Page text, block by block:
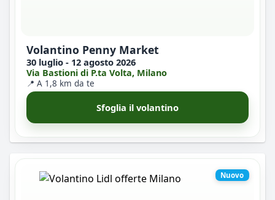
Volantino Penny Market
30 luglio - 12 agosto 2026
Via Bastioni di P.ta Volta, Milano
📍 A 1,8 km da te
Sfoglia il volantino
Nuovo